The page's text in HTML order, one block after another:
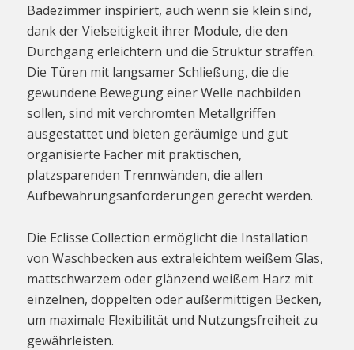
Badezimmer inspiriert, auch wenn sie klein sind,
dank der Vielseitigkeit ihrer Module, die den
Durchgang erleichtern und die Struktur straffen.
Die Türen mit langsamer Schließung, die die
gewundene Bewegung einer Welle nachbilden
sollen, sind mit verchromten Metallgriffen
ausgestattet und bieten geräumige und gut
organisierte Fächer mit praktischen,
platzsparenden Trennwänden, die allen
Aufbewahrungsanforderungen gerecht werden.
Die Eclisse Collection ermöglicht die Installation
von Waschbecken aus extraleichtem weißem Glas,
mattschwarzem oder glänzend weißem Harz mit
einzelnen, doppelten oder außermittigen Becken,
um maximale Flexibilität und Nutzungsfreiheit zu
gewährleisten.